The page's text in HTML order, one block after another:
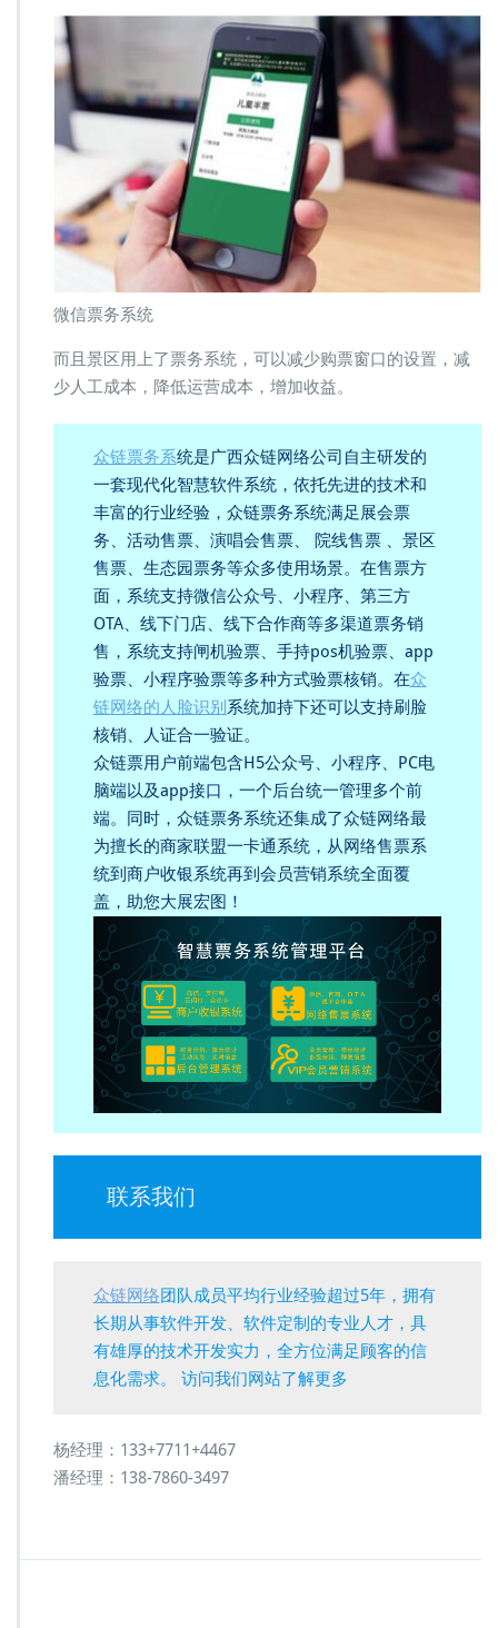
队
购
票
的
难
题
微信票务系统
而且景区用上了票务系统，可以减少购票窗口的设置，减
少人工成本，降低运营成本，增加收益。
众链票务系统是广西众链网络公司自主研发的
一套现代化智慧软件系统，依托先进的技术和
丰富的行业经验，众链票务系统满足展会票
务、活动售票、演唱会售票、 院线售票 、景区
售票、生态园票务等众多使用场景。在售票方
面，系统支持微信公众号、小程序、第三方
OTA、线下门店、线下合作商等多渠道票务销
售，系统支持闸机验票、手持pos机验票、app
验票、小程序验票等多种方式验票核销。在众
链网络的人脸识别 系统加持下还可以支持刷脸
核销、人证合一验证。
众链票用户前端包含H5公众号、小程序、PC电
脑端以及app接口，一个后台统一管理多个前
端。同时，众链票务系统还集成了众链网络最
为擅长的商家联盟一卡通系统，从网络售票系
统到商户收银系统再到会员营销系统全面覆
盖，助您大展宏图！
联系我们
众链网络团队成员平均行业经验超过5年，拥有
长期从事软件开发、软件定制的专业人才，具
有雄厚的技术开发实力，全方位满足顾客的信
息化需求。 访问我们网站了解更多
杨经理：133+7711+4467
潘经理：138-7860-3497